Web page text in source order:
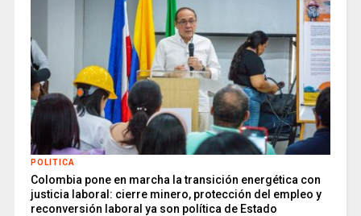
POLITICA
Colombia pone en marcha la transición energética con
justicia laboral: cierre minero, protección del empleo y
reconversión laboral ya son política de Estado